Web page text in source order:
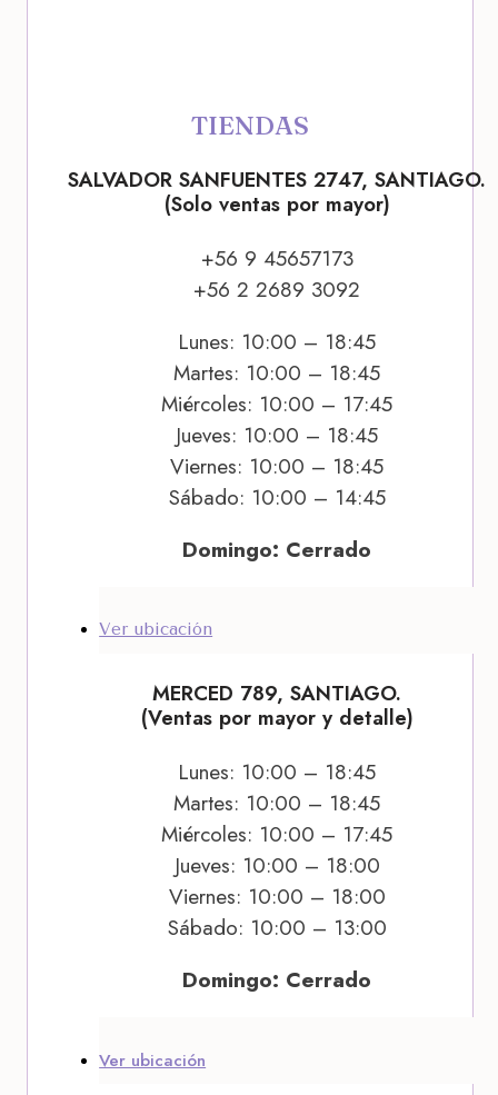
TIENDAS
SALVADOR SANFUENTES 2747, SANTIAGO.
(Solo ventas por mayor)
+56 9 45657173
+56 2 2689 3092
Lunes: 10:00 – 18:45
Martes: 10:00 – 18:45
Miércoles: 10:00 – 17:45
Jueves: 10:00 – 18:45
Viernes: 10:00 – 18:45
Sábado: 10:00 – 14:45
Domingo: Cerrado
Ver ubicación
MERCED 789, SANTIAGO.
(Ventas por mayor y detalle)
Lunes: 10:00 – 18:45
Martes: 10:00 – 18:45
Miércoles: 10:00 – 17:45
Jueves: 10:00 – 18:00
Viernes: 10:00 – 18:00
Sábado: 10:00 – 13:00
Domingo: Cerrado
Ver ubicación